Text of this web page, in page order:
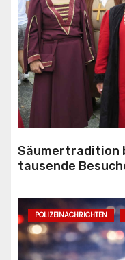
Säumertradition
tausende
POLIZEINACHRICHTEN